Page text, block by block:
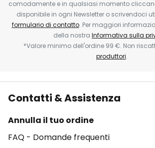
comodamente e in qualsiasi momento
disponibile in ogni Newsletter o scrivendoci
formulario di contatto. Per maggiori
della nostra Informativa sulla
*Valore minimo dell'ordine 99 €. Non
produttori.
Contatti & Assistenza
Annulla il tuo ordine
FAQ - Domande frequenti